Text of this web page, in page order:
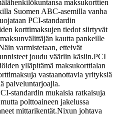
maksukorttien
Suomen ABC-asemilla vanha
PCI-standardin
korttimaksujen tiedot siirtyvät
kautta pankeille
varmistetaan, etteivät
joudu vääriin käsiin.PCI
ylläpitämä maksukorttialan
vastaanottavia yrityksiä
palveluntarjoajia.
standardin mukaisia ratkaisuja
polttoaineen jakelussa
mittarikentät.Nixun johtava